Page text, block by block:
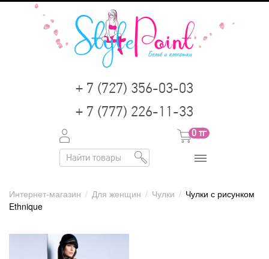
+ 7 (727) 356-03-03
+ 7 (777) 226-11-33
0 тг
Интернет-магазин / Для женщин / Чулки / Чулки с рисунком
Ethnique